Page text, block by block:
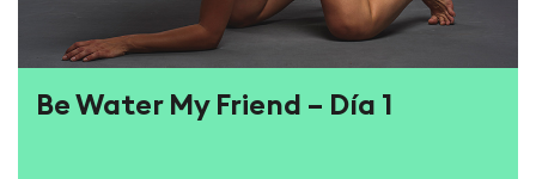
Be Water My Friend – Día 1